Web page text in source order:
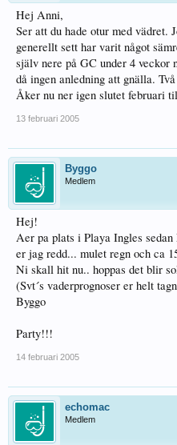
Hej Anni,
Ser att du hade otur med vädret.
generellt sett har varit något
själv nere på GC under 4 veckor
då ingen anledning att gnälla.
Åker nu ner igen slutet februari
13 februari 2005
Byggo
Medlem
Hej!
Aer pa plats i Playa Ingles
er jag redd... mulet regn och ca
Ni skall hit nu.. hoppas det blir
(Svt´s vaderprognoser er helt
Byggo
Party!!!
14 februari 2005
echomac
Medlem